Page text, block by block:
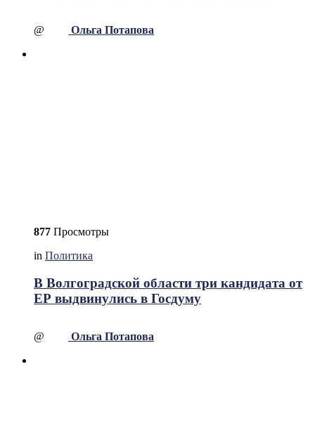
@ Ольга Потапова
877 Просмотры
in Политика
В Волгоградской области три кандидата от
ЕР выдвинулись в Госдуму
@ Ольга Потапова